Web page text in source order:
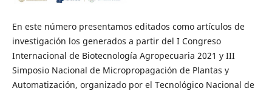
En este número presentamos editados como artículos de
investigación los generados a partir del I Congreso
Internacional de Biotecnología Agropecuaria 2021 y III
Simposio Nacional de Micropropagación de Plantas y
Automatización, organizado por el Tecnológico Nacional de